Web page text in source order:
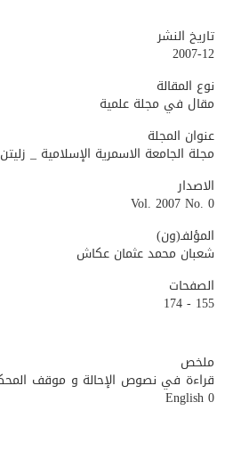
تاريخ النشر
2007-12
نوع المقالة
مقال في مجلة علمية
عنوان المجلة
مجلة الجامعة الاسمرية الإسلامية _ زليتن
الاصدار
Vol. 2007 No. 0
المؤلفـ(ون)
شعبان محمد عثمان عكاش
الصفحات
155 - 174
ملخص
English 0